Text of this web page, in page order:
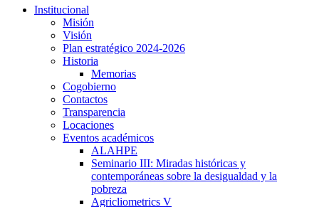
Institucional
Misión
Visión
Plan estratégico 2024-2026
Historia
Memorias
Cogobierno
Contactos
Transparencia
Locaciones
Eventos académicos
ALAHPE
Seminario III: Miradas históricas y
contemporáneas sobre la desigualdad y la
pobreza
Agricliometrics V